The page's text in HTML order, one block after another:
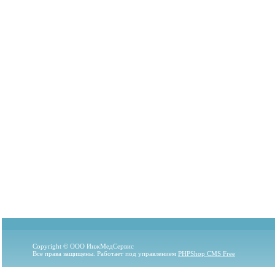
Copyright © ООО ИнжМедСервис
Все права защищены. Работает под управлением PHPShop CMS Free